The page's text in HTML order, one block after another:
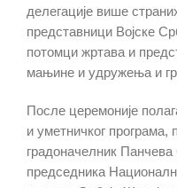
делегације више
представници Војске
потомци жртава и
мањине и удружења и
После церемоније
и уметничког
градоначелник
председника